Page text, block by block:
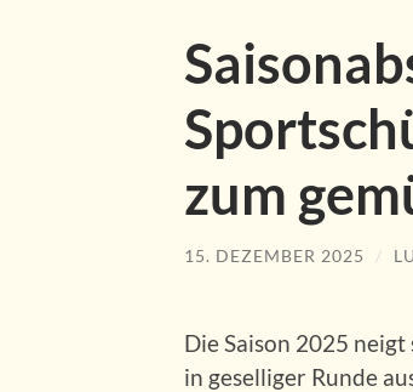
zum
15. DEZEMBER 2025 /
Die Saison 2025
in geselliger Runde